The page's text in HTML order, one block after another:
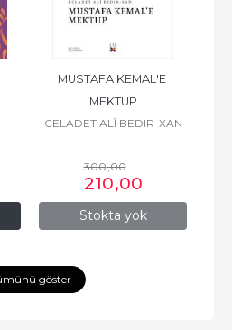
Stokta yok
MUSTAFA KEMAL'E
MEKTUP
CELADET ALÎ BEDIR-XAN
300,00
210,00
göster